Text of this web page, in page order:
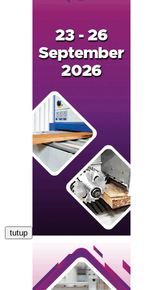
tutup